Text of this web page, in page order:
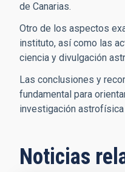
de Canarias.
Otro de los aspectos
instituto, así como las
ciencia y divulgación
Las conclusiones y
fundamental para
investigación astrofísica
Noticias